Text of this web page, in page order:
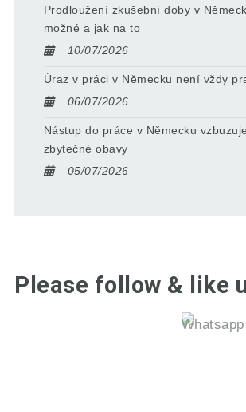
Prodloužení zkušební doby v
možné a jak na to
10/07/2026
Úraz v práci v Německu není vždy
06/07/2026
Nástup do práce v Německu
zbytečné obavy
05/07/2026
Please follow & like